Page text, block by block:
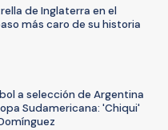
de Inglaterra en el
más caro de su historia
a selección de Argentina
Sudamericana: 'Chiqui'